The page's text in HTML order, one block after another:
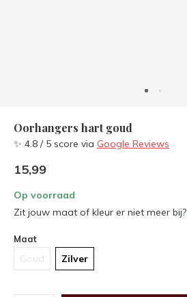
Oorhangers hart goud
✨ 4.8 / 5 score via Google Reviews
15,99
Op voorraad
Zit jouw maat of kleur er niet meer bij?
Maat
Goud Zilver